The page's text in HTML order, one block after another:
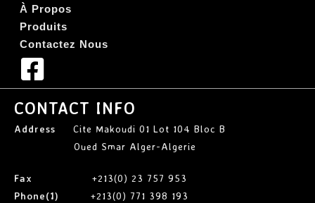
À Propos
Produits
Contactez Nous
CONTACT INFO
Address Cite Makoudi 01 Lot 104 Bloc B
Oued Smar Alger-Algerie
Fax
+213(0) 23 757 953
Phone(1)
+213(0) 771 398 193